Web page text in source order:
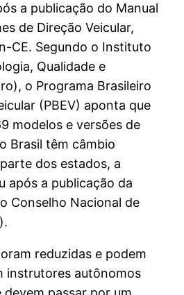
a publicação do Manual
de Direção Veicular,
CE. Segundo o Instituto
Qualidade e
o Programa Brasileiro
(PBEV) aponta que
modelos e versões de
Brasil têm câmbio
dos estados, a
após a publicação da
Conselho Nacional de
reduzidas e podem
instrutores autônomos